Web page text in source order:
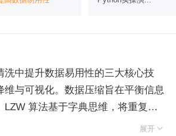
洗中提升数据易用性的三大核心技
维与可视化。数据压缩旨在平衡信息
LZW 算法基于字典思维，将重复字
（如从 256 起始），显著减少冗展开 